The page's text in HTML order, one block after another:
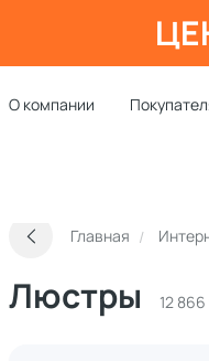
О компании
Главная
Люстры 12